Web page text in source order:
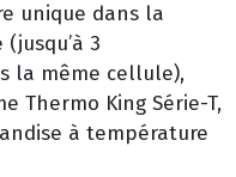
unique dans la
3
la même cellule),
Thermo King Série-T,
à température